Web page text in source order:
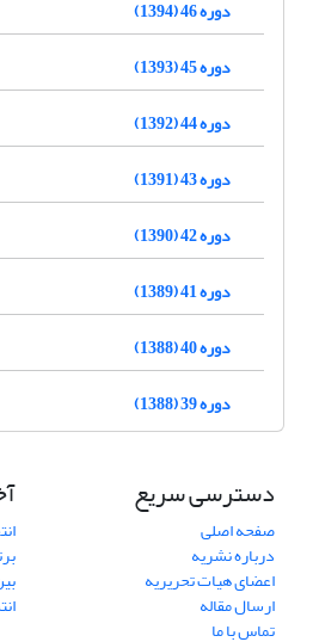
دوره 46 (1394)
دوره 45 (1393)
دوره 44 (1392)
دوره 43 (1391)
دوره 42 (1390)
دوره 41 (1389)
دوره 40 (1388)
دوره 39 (1388)
دسترسی سریع
صفحه اصلی
درباره نشریه
اعضای هیات تحریریه
ارسال مقاله
تماس با ما